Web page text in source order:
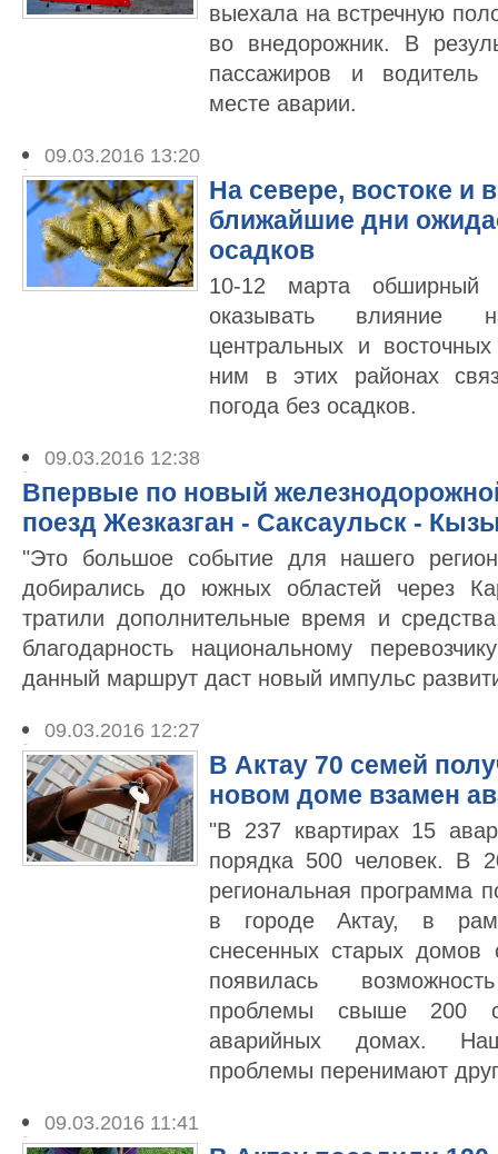
выехала на встречную
во внедорожник. В
пассажиров и водитель
месте аварии.
09.03.2016 13:20
На севере, востоке и
ближайшие дни
осадков
10-12 марта обширный
оказывать влияние
центральных и
ним в этих районах
погода без осадков.
09.03.2016 12:38
Впервые по новый
поезд Жезказган - Саксаульск -
"Это большое событие для нашего
добирались до южных областей через
тратили дополнительные время и
благодарность национальному
данный маршрут даст новый импульс
09.03.2016 12:27
В Актау 70 семей
новом доме взамен
"В 237 квартирах 15
порядка 500 человек. В
региональная программа
в городе Актау, в
снесенных старых домов
появилась
проблемы свыше 200
аварийных домах.
проблемы перенимают
09.03.2016 11:41